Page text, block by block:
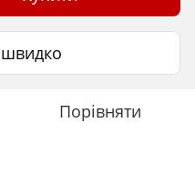
Порівняти